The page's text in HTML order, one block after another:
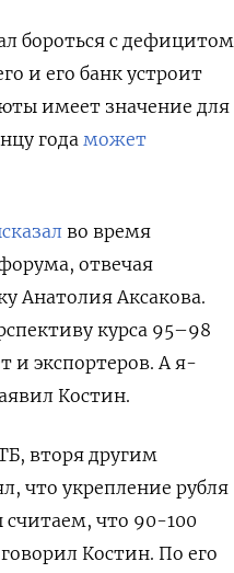
бороться с дефицитом
и его банк устроит
имеет значение для
года может
во время
отвечая
Анатолия Аксакова.
курса 95–98
и экспортеров. А я-
Костин.
вторя другим
что укрепление рубля
что 90-100
Костин. По его